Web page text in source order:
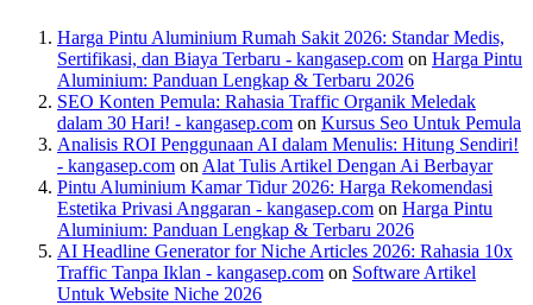
Harga Pintu Aluminium Rumah Sakit 2026: Standar Medis,
Sertifikasi, dan Biaya Terbaru - kangasep.com on Harga Pintu
Aluminium: Panduan Lengkap & Terbaru 2026
SEO Konten Pemula: Rahasia Traffic Organik Meledak
dalam 30 Hari! - kangasep.com on Kursus Seo Untuk Pemula
Analisis ROI Penggunaan AI dalam Menulis: Hitung Sendiri!
- kangasep.com on Alat Tulis Artikel Dengan Ai Berbayar
Pintu Aluminium Kamar Tidur 2026: Harga Rekomendasi
Estetika Privasi Anggaran - kangasep.com on Harga Pintu
Aluminium: Panduan Lengkap & Terbaru 2026
AI Headline Generator for Niche Articles 2026: Rahasia 10x
Traffic Tanpa Iklan - kangasep.com on Software Artikel
Untuk Website Niche 2026